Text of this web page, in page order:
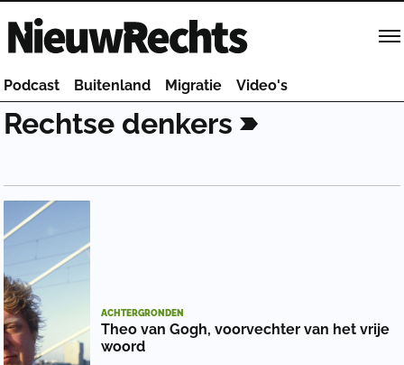
Homepage van NieuwRechts
Podcast Buitenland Migratie Video's
Rechtse denkers
ACHTERGRONDEN
Theo van Gogh, voorvechter van het vrije
woord